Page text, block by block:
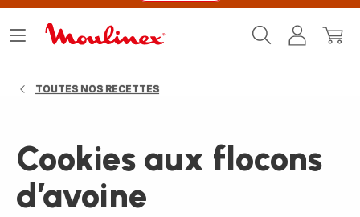
MonMon
Ouvrir
TOUTES NOS RECETTES
Cookies aux flocons
d’avoine